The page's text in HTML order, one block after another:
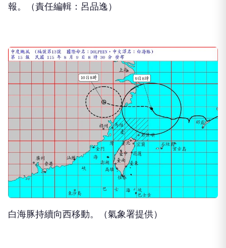
報。（責任編輯：呂品逸）
白海豚持續向西移動。（氣象署提供）